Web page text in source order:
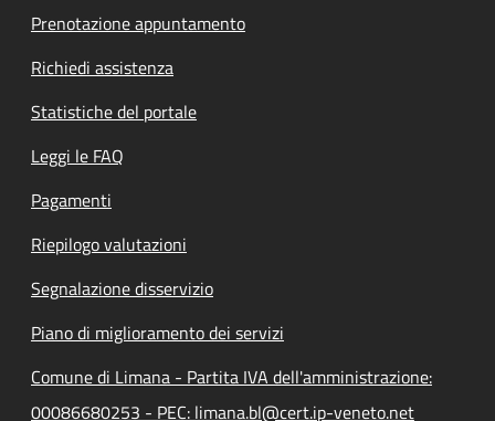
Prenotazione appuntamento
Richiedi assistenza
Statistiche del portale
Leggi le FAQ
Pagamenti
Riepilogo valutazioni
Segnalazione disservizio
Piano di miglioramento dei servizi
Comune di Limana - Partita IVA dell'amministrazione:
00086680253 - PEC: limana.bl@cert.ip-veneto.net